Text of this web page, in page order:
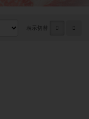
表示切替